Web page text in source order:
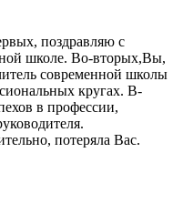
поздравляю с
школе. Во-вторых,Вы,
современной школы
кругах. В-
в профессии,
потеряла Вас.